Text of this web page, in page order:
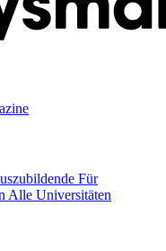
Für
Alle Universitäten